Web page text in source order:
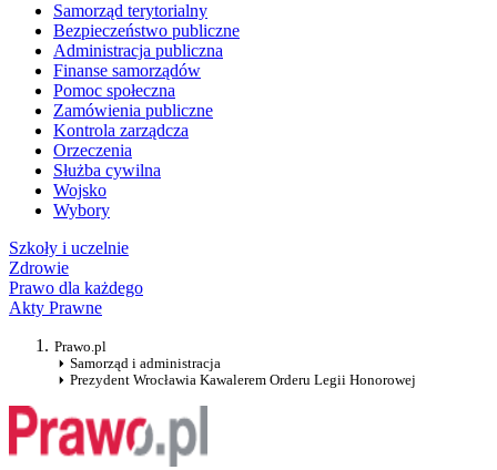
Samorząd terytorialny
Bezpieczeństwo publiczne
Administracja publiczna
Finanse samorządów
Pomoc społeczna
Zamówienia publiczne
Kontrola zarządcza
Orzeczenia
Służba cywilna
Wojsko
Wybory
Szkoły i uczelnie
Zdrowie
Prawo dla każdego
Akty Prawne
Prawo.pl
Samorząd i administracja
Prezydent Wrocławia Kawalerem Orderu Legii Honorowej